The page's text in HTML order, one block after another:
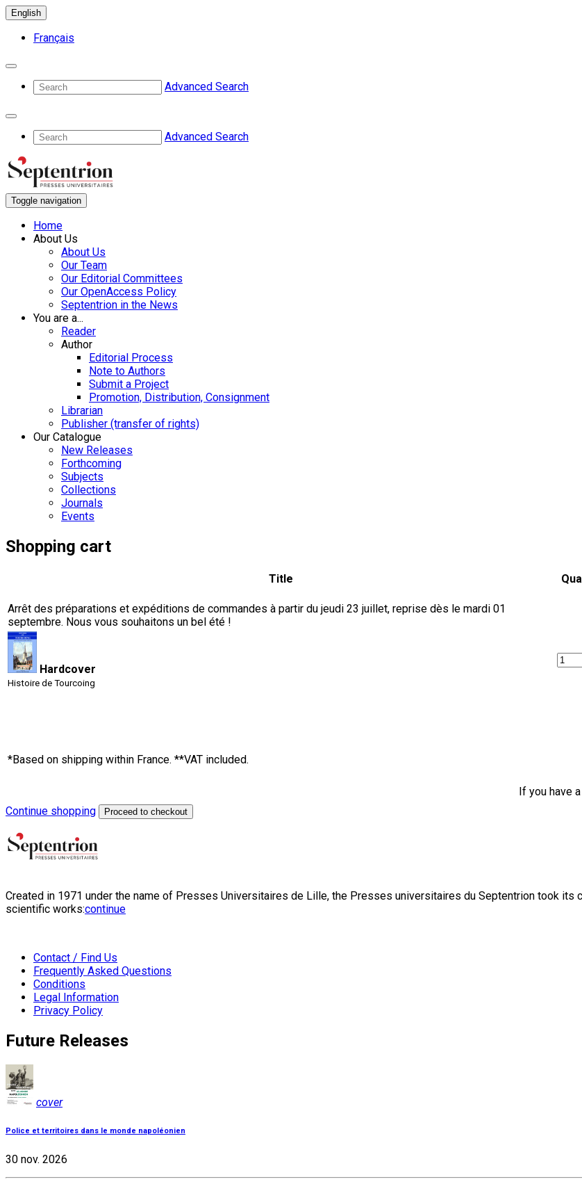
English
Français
Advanced Search
Advanced Search
Toggle navigation
Home
About Us
About Us
Our Team
Our Editorial Committees
Our OpenAccess Policy
Septentrion in the News
You are a...
Reader
Author
Editorial Process
Note to Authors
Submit a Project
Promotion, Distribution, Consignment
Librarian
Publisher (transfer of rights)
Our Catalogue
New Releases
Forthcoming
Subjects
Collections
Journals
Events
Shopping cart
Arrêt des préparations et expéditions de commandes à partir du jeudi 23 juillet, reprise dès le mardi 01
septembre. Nous vous souhaitons un bel été !
Title
Hardcover
Histoire de Tourcoing
*Based on shipping within France. **VAT included.
If you have a
Continue shopping
Proceed to checkout
Created in 1971 under the name of Presses Universitaires de Lille, the Presses universitaires du Septentrion took its
scientific works:continue
Contact / Find Us
Frequently Asked Questions
Conditions
Legal Information
Privacy Policy
Future Releases
cover
Police et territoires dans le monde napoléonien
30 nov. 2026